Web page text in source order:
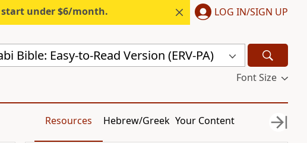
start under $6/month. LOG IN/SIGN UP
Bible: Easy-to-Read Version (ERV-PA)
Font Size
Resources Hebrew/Greek Your Content